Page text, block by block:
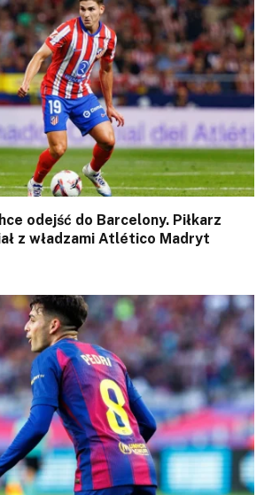
odejść do Barcelony. Piłkarz
z władzami Atlético Madryt